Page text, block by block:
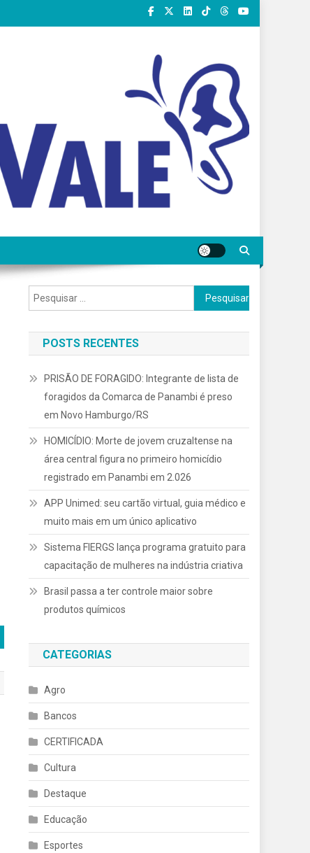
Pesquisar
por:
POSTS RECENTES
PRISÃO DE FORAGIDO: Integrante de lista de
foragidos da Comarca de Panambi é preso
em Novo Hamburgo/RS
HOMICÍDIO: Morte de jovem cruzaltense na
área central figura no primeiro homicídio
registrado em Panambi em 2.026
APP Unimed: seu cartão virtual, guia médico e
muito mais em um único aplicativo
Sistema FIERGS lança programa gratuito para
capacitação de mulheres na indústria criativa
Brasil passa a ter controle maior sobre
produtos químicos
CATEGORIAS
Agro
Bancos
CERTIFICADA
Cultura
Destaque
Educação
Esportes